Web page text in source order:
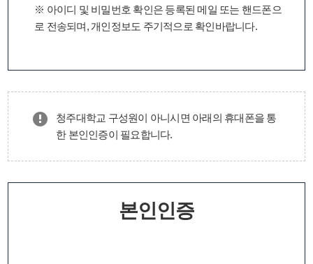
※ 아이디 및 비밀번호 확인은 등록된 메일 또는 핸드폰으
로 전송되며, 개인정보도 주기적으로 확인바랍니다.
청주대학교 구성원이 아니시면 아래의 휴대폰을 통
한 본인인증이 필요합니다.
본인인증